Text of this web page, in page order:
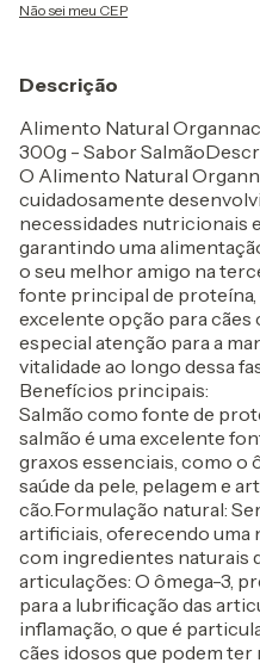
Não sei meu CEP
Descrição
Alimento Natural
300g - Sabor
O Alimento Natural
cuidadosamente
necessidades nutricionais
garantindo uma
o seu melhor amigo na
fonte principal de proteína,
excelente opção para cães
especial atenção para a
vitalidade ao longo dessa
Benefícios principais:
Salmão como fonte de
salmão é uma excelente
graxos essenciais, como o
saúde da pele, pelagem e
cão.Formulação natural:
artificiais, oferecendo uma
com ingredientes naturais
articulações: O ômega-3,
para a lubrificação das
inflamação, o que é
cães idosos que podem